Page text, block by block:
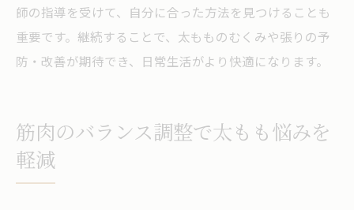
師の指導を受けて、自分に合った方法を見つけることも
重要です。継続することで、太もものむくみや張りの予
防・改善が期待でき、日常生活がより快適になります。
筋肉のバランス調整で太もも悩みを
軽減